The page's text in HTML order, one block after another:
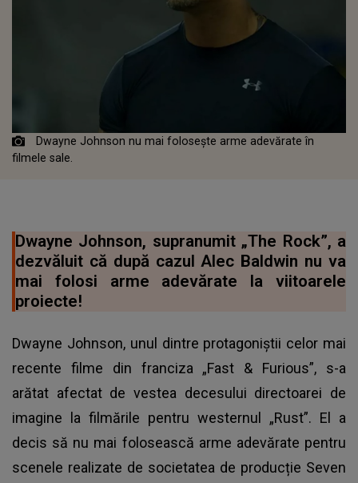
Dwayne Johnson nu mai folosește arme adevărate în
filmele sale.
Dwayne Johnson, supranumit „The Rock”, a
dezvăluit că după cazul Alec Baldwin nu va
mai folosi arme adevărate la viitoarele
proiecte!
Dwayne Johnson, unul dintre protagoniştii celor mai
recente filme din franciza „Fast & Furious”, s-a
arătat afectat de vestea decesului directoarei de
imagine la filmările pentru westernul „Rust”. El a
decis să nu mai folosească arme adevărate pentru
scenele realizate de societatea de producție Seven